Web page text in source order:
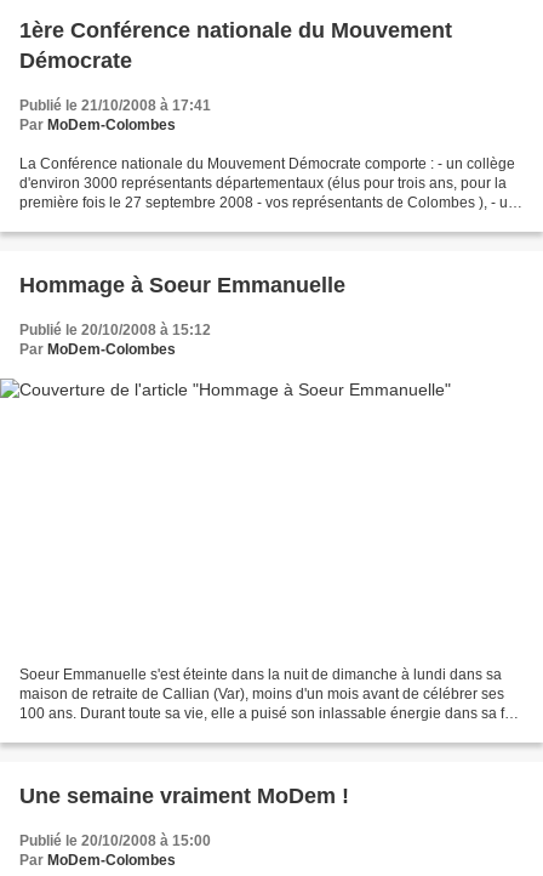
1ère Conférence nationale du Mouvement
Démocrate
Publié le 21/10/2008 à 17:41
Par MoDem-Colombes
La Conférence nationale du Mouvement Démocrate comporte : - un collège
d'environ 3000 représentants départementaux (élus pour trois ans, pour la
première fois le 27 septembre 2008 - vos représentants de Colombes ), - un
Hommage à Soeur Emmanuelle
Publié le 20/10/2008 à 15:12
Par MoDem-Colombes
Soeur Emmanuelle s'est éteinte dans la nuit de dimanche à lundi dans sa
maison de retraite de Callian (Var), moins d'un mois avant de célébrer ses
100 ans. Durant toute sa vie, elle a puisé son inlassable énergie dans sa foi
Une semaine vraiment MoDem !
Publié le 20/10/2008 à 15:00
Par MoDem-Colombes